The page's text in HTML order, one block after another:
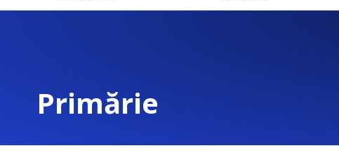
Primărie